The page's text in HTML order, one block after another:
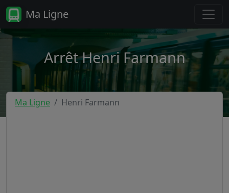
Ma Ligne
Arrêt Henri Farmann
Ma Ligne Henri Farmann